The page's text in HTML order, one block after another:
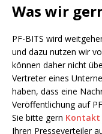
Was wir
PF-BITS wird
und dazu nutzen wir
können daher nicht
Vertreter eines
haben, dass eine
Veröffentlichung auf
Sie bitte gern
Ihren Presseverteiler